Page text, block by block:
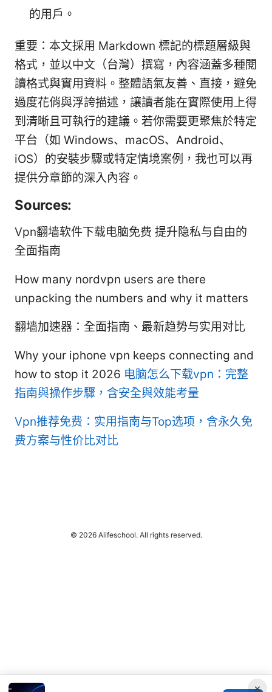
的用戶。
重要：本文採用 Markdown 標記的標題層級與
格式，並以中文（台灣）撰寫，內容涵蓋多種閱
讀格式與實用資料。整體語氣友善、直接，避免
過度花俏與浮誇描述，讓讀者能在實際使用上得
到清晰且可執行的建議。若你需要更聚焦於特定
平台（如 Windows、macOS、Android、
iOS）的安裝步驟或特定情境案例，我也可以再
提供分章節的深入內容。
Sources:
Vpn翻墙软件下载电脑免费 提升隐私与自由的
全面指南
How many nordvpn users are there
unpacking the numbers and why it matters
翻墙加速器：全面指南、最新趋势与实用对比
Why your iphone vpn keeps connecting and
how to stop it 2026 电脑怎么下载vpn：完整
指南與操作步驟，含安全與效能考量
Vpn推荐免费：实用指南与Top选项，含永久免
费方案与性价比对比
×
© 2026 Alifeschool. All rights reserved.